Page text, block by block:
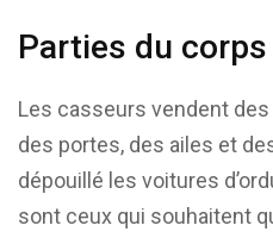
Parties du corps
Les casseurs vendent
des portes, des ailes et
dépouillé les voitures
sont ceux qui souhaitent